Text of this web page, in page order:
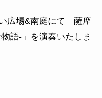
広場&南庭にて 薩摩
語-」を演奏いたしま